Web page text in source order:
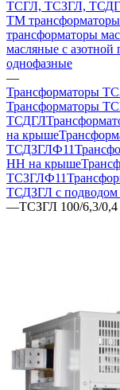
ТСГЛ, ТСЗГЛ,
ТМ
трансформаторы
масляные с азотной
однофазные
—
Трансформаторы
Трансформаторы
ТСДГЛ
на крыше
ТСДЗГЛФ11
НН на крыше
ТСЗГЛФ11
ТСДЗГЛ с
—ТСЗГЛ 100/6,3/